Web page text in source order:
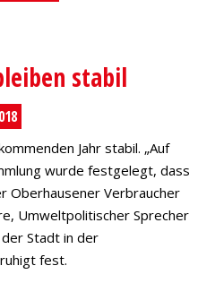
stabil
Jahr stabil. „Auf
wurde festgelegt, dass
Oberhausener Verbraucher
Umweltpolitischer Sprecher
Stadt in der
fest.